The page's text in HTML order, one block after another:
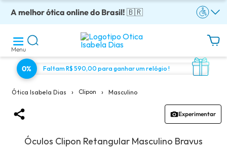
A melhor ótica online do Brasil!🇧🇷
Óculos completos armação + lentes a partir: R$199
Adquira em até 10x sem juros!
Enviamos para todo o Brasil!
Óculos de grau com preço justo!
Menu
0% Faltam R$ 590,00 para ganhar um relógio !
Ótica Isabela Dias › Clipon › Masculino
Experimentar
Óculos Clipon Retangular Masculino Bravus